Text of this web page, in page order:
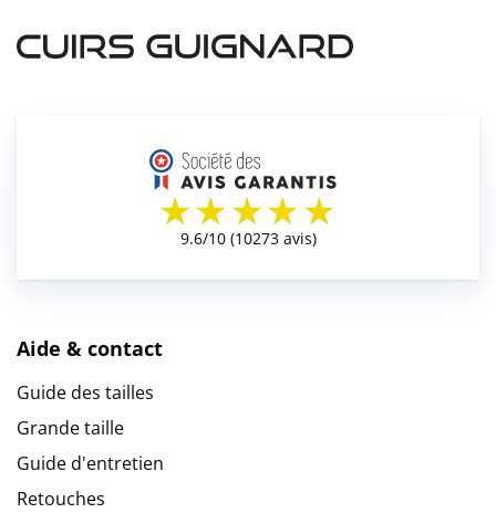
Aide & contact
Guide des tailles
Grande taille
Guide d'entretien
Retouches